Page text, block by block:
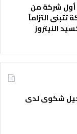
أول شركة من
التزاماً
النيتروز
شكوى لدى